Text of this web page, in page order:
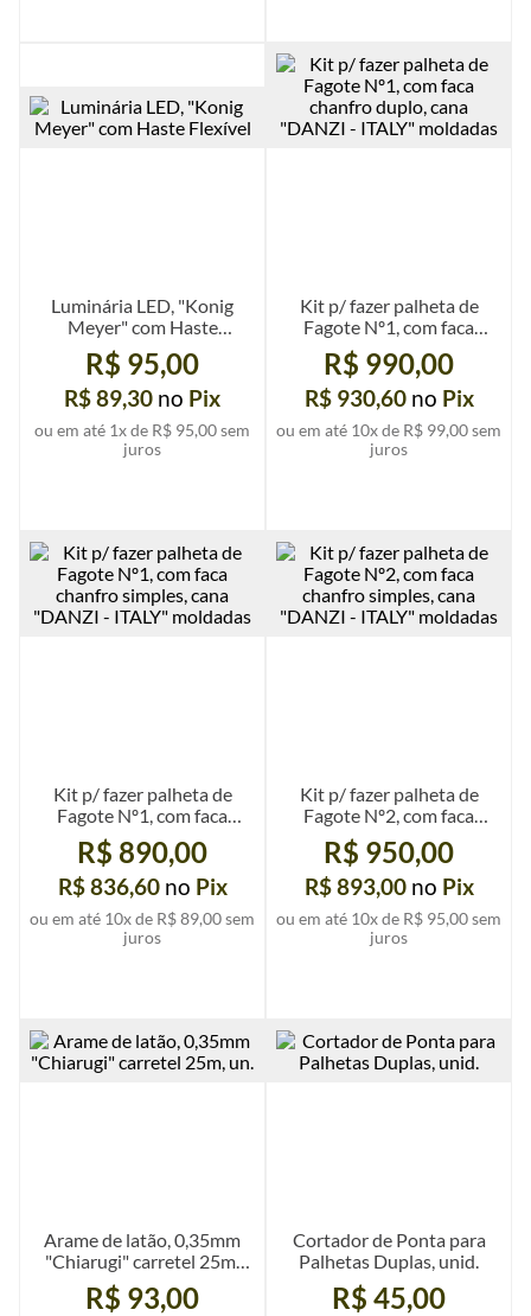
Ver mais detalhes
Luminária LED, "Konig
Meyer" com Haste
Flexível
R$ 95,00
R$ 89,30 no Pix
ou em até 1x de R$ 95,00sem
juros
Ver mais detalhes
Kit p/ fazer palheta de
Fagote Nº1, com faca
chanfro duplo, cana
"DANZI - ITALY"
moldadas
R$ 990,00
R$ 930,60 no Pix
ou em até 10x de R$ 99,00sem
juros
Ver mais detalhes
Kit p/ fazer palheta de
Fagote Nº1, com faca
chanfro simples, cana
"DANZI - ITALY"
moldadas
R$ 890,00
R$ 836,60 no Pix
ou em até 10x de R$ 89,00sem
juros
Ver mais detalhes
Kit p/ fazer palheta de
Fagote Nº2, com faca
chanfro simples, cana
"DANZI - ITALY"
moldadas
R$ 950,00
R$ 893,00 no Pix
ou em até 10x de R$ 95,00sem
juros
Ver mais detalhes
Arame de latão, 0,35mm
"Chiarugi" carretel 25m,
un.
R$ 93,00
Cortador de Ponta para
Palhetas Duplas, unid.
R$ 45,00